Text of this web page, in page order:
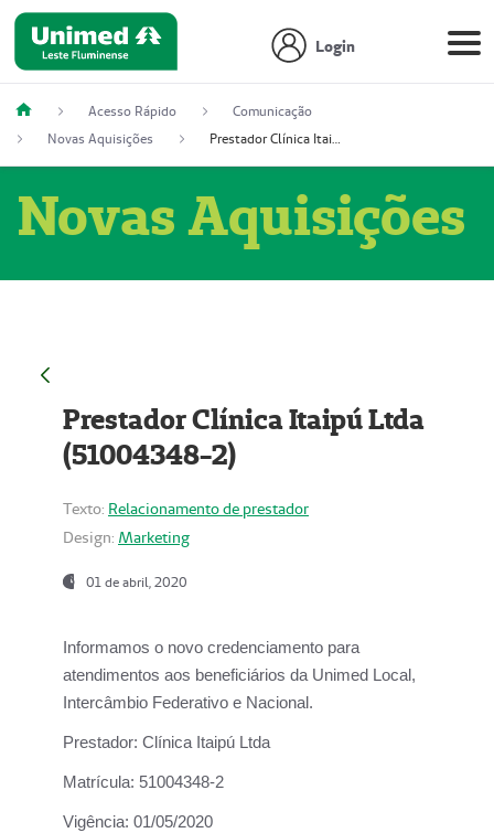
Login
Acesso Rápido
Comunicação
Novas Aquisições
Prestador Clínica Itaipú Ltda (51004348-2)
Novas Aquisições
Prestador Clínica Itaipú Ltda
(51004348-2)
Texto: Relacionamento de prestador
Design: Marketing
01 de abril, 2020
Informamos o novo credenciamento para
atendimentos aos beneficiários da Unimed Local,
Intercâmbio Federativo e Nacional.
Prestador: Clínica Itaipú Ltda
Matrícula: 51004348-2
Vigência: 01/05/2020